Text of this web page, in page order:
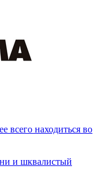
всего находиться во
и шквалистый